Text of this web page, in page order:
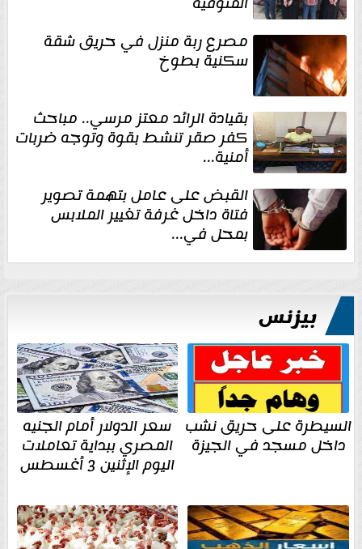
مصرع ربة منزل في حريق شقة
سكنية بطوخ
بقيادة الرائد معتز مرسي.. مباحث
كفر صقر تنشط بقوة وتوجه ضربات
أمنية...
القبض على عامل بتهمة تصوير
فتاة داخل غرفة تغيير الملابس
بمحل في...
بيزنس
السيطرة على حريق نشب
داخل مسجد في الجيزة
سعر الدولار أمام الجنيه
المصري ببداية تعاملات
اليوم الإثنين 3 أغسطس